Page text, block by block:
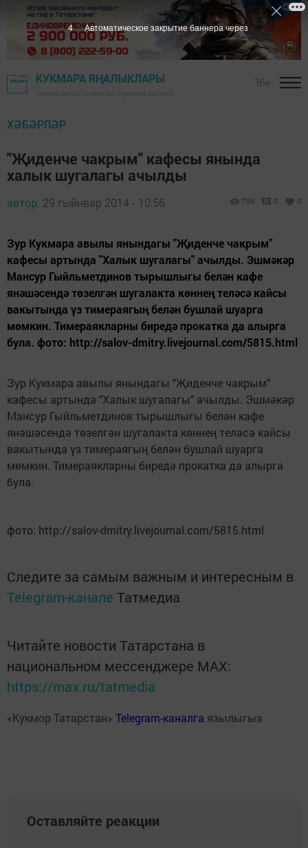
КУКМАРА ЯҢАЛЫКЛАРЫ
ХӘБӘРЛӘР
"Җиденче чакрым" кафесы янында
халык шугалагы ачылды
автор, 29 гыйнвар 2014 - 10:56 758 0 0
Зур Кукмара авылы янындагы "Җиденче чакрым"
кафесы артында "Халык шугалагы" ачылды. Эшмәкәр
Мансур Гыйльметдинов тырышлыгы белән кафе
янәшәсендә төзелгән шугалакта көннең теләсә кайсы
вакытында үз тимераягың белән бушлай шуарга
мөмкин. Тимераякларны биредә прокатка да алырга
була. фото: http://salov-dmitry.livejournal.com/5815.html
Зур Кукмара авылы янындагы "Җиденче чакрым"
кафесы артында "Халык шугалагы" ачылды. Эшмәкәр
Мансур Гыйльметдинов тырышлыгы белән кафе
янәшәсендә төзелгән шугалакта көннең теләсә кайсы
вакытында үз тимераягың белән бушлай шуарга
мөмкин. Тимераякларны биредә прокатка да алырга
була.
фото: http://salov-dmitry.livejournal.com/5815.html
Следите за самым важным и интересным в
Telegram-канале Татмедиа
Читайте новости Татарстана в
национальном мессенджере MАХ:
https://max.ru/tatmedia
«Кукмор Татарстан» Telegram-каналга язылыгыз
Оставляйте реакции
3 Автоматическое закрытие баннера через